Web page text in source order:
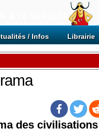
/ Infos Librairie
des